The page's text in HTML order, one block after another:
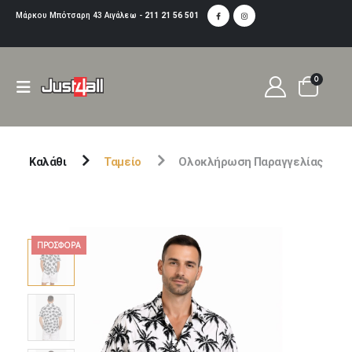
Μάρκου Μπότσαρη 43 Αιγάλεω - 211 21 56 501
0
Καλάθι Ταμείο Ολοκλήρωση Παραγγελίας
ΠΡΟΣΦΟΡΆ